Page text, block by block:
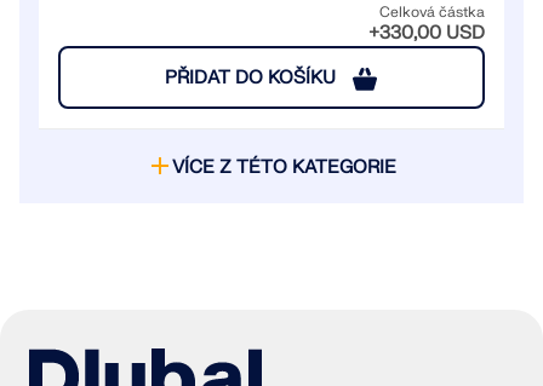
Celková částka
+330,00 USD
PŘIDAT DO KOŠÍKU
VÍCE Z TÉTO KATEGORIE